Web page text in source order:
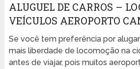
ALUGUEL DE CARROS –
VEÍCULOS AEROPORTO
Se você tem preferência por
mais liberdade de locomoção na
antes de viajar, pois muitos